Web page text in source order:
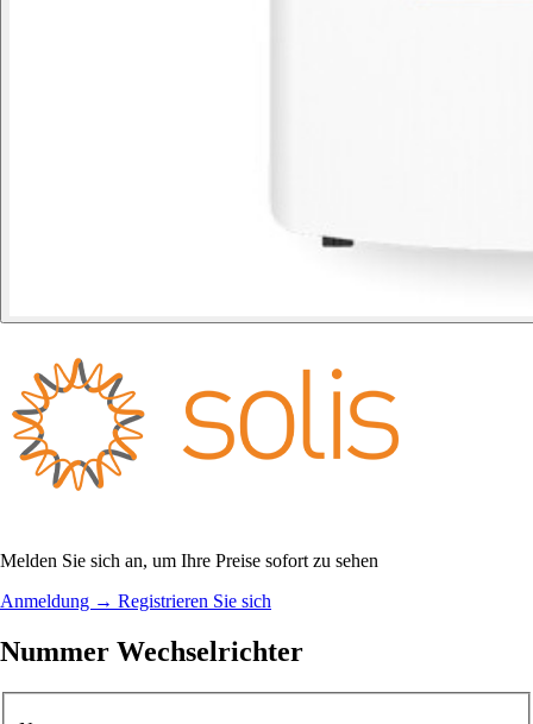
Melden Sie sich an, um Ihre Preise sofort zu sehen
Anmeldung → Registrieren Sie sich
Nummer Wechselrichter